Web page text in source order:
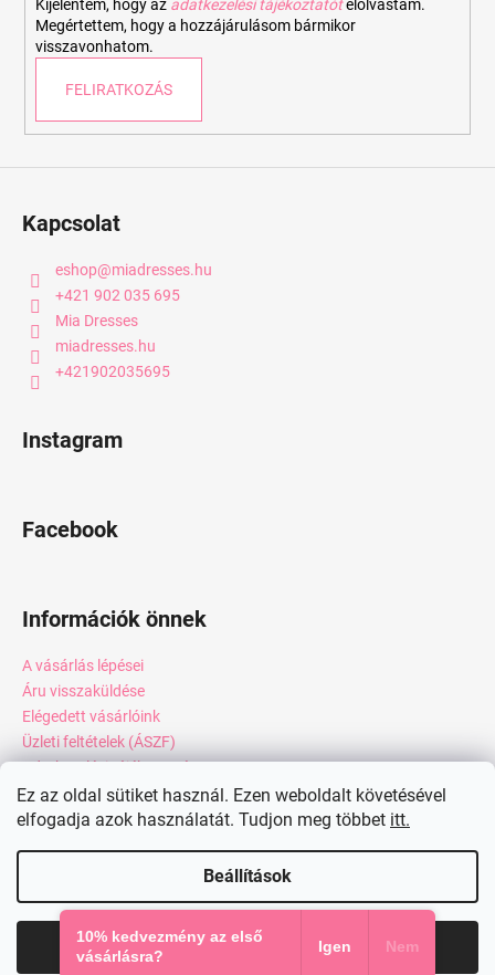
Ez az oldal sütiket használ. Ezen weboldalt követésével
elfogadja azok használatát. Tudjon meg többet itt.
Beállítások
Elfogadom
e
l
i
Kijelentem, hogy az adatkezelési tájékoztatót elolvastam.
Megértettem, hogy a hozzájárulásom bármikor
visszavonhatom.
FELIRATKOZÁS
Kapcsolat
eshop@miadresses.hu
+421 902 035 695
Mia Dresses
miadresses.hu
+421902035695
Instagram
Facebook
Információk önnek
A vásárlás lépései
Áru visszaküldése
Elégedett vásárlóink
Üzleti feltételek (ÁSZF)
Adatkezelési tájékoztató
Webáruház értékelése
Kapcsolat
Shoptet készítette
Copyright 2026miadresses.hu . Minden jog fenntartva.
10% kedvezmény az első
vásárlásra?
Igen Nem